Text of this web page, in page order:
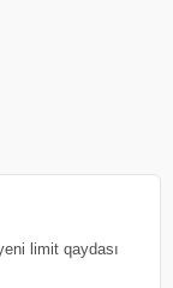
limit qaydası